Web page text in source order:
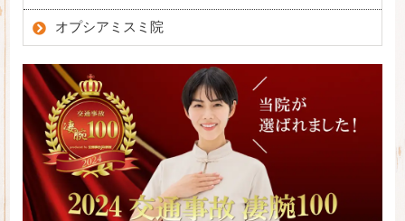
オプシアミスミ院